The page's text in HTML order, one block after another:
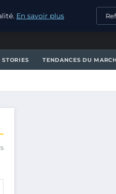
STORIES TENDANCES DU
En savoir plus